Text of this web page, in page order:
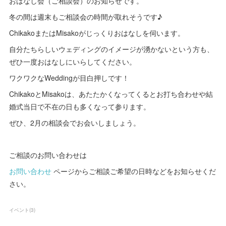
冬の間は週末もご相談会の時間が取れそうです♪
ChikakoまたはMisakoがじっくりおはなしを伺います。
自分たちらしいウェディングのイメージが湧かないという方も、
ぜひ一度おはなしにいらしてください。
ワクワクなWeddingが目白押しです！
ChikakoとMisakoは、あたたかくなってくるとお打ち合わせや結
婚式当日で不在の日も多くなって参ります。
ぜひ、2月の相談会でお会いしましょう。
ご相談のお問い合わせは
お問い合わせ ページからご相談ご希望の日時などをお知らせくだ
さい。
イベント (3)